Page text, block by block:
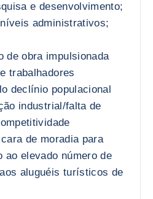
e desenvolvimento;
administrativos;
de obra impulsionada
trabalhadores
declínio populacional
industrial/falta de
de moradia para
ao elevado número de
aluguéis turísticos de